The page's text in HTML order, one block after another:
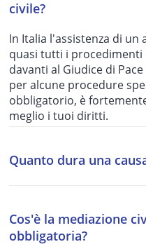
civile?
In Italia l'assistenza di
quasi tutti i procedimenti
davanti al Giudice di
per alcune procedure
obbligatorio, è
meglio i tuoi diritti.
Quanto dura una
semplici fino a 5-10 anni
questo motivo si
Cos'è la mediazione
obbligatoria?